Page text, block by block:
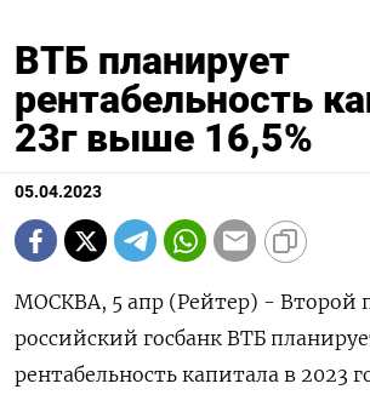
ВТБ планирует
рентабельность
23г выше 16,5%
05.04.2023
МОСКВА, 5 апр (Рейтер) - Второй
российский госбанк ВТБ
рентабельность капитала в 2023